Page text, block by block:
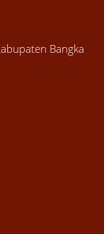
Bangka